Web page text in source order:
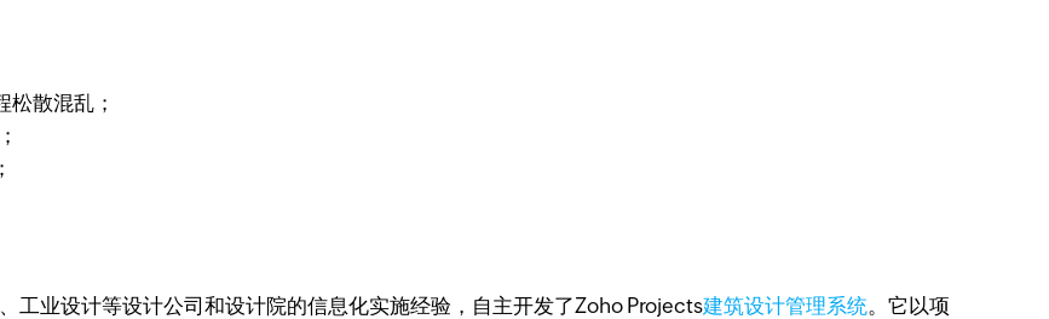
散混乱；
工业设计等设计公司和设计院的信息化实施经验，自主开发了Zoho Projects建筑设计管理系统。它以项